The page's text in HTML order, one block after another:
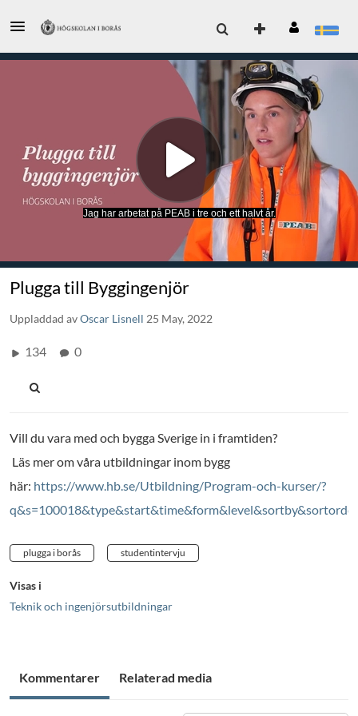
Jag har arbetat på PEAB i tre och ett halvt år.
Plugga till Byggingenjör
Uppladdad avOscar Lisnell 25 May, 2022
134 0
Vill du vara med och bygga Sverige in i framtiden?
Läs mer om våra utbildningar inom bygg
här: https://www.hb.se/Utbildning/Program-och-kurser/?
plugga i borås studentintervju
Visas i
Teknik och ingenjörsutbildningar
Kommentarer Relaterad media